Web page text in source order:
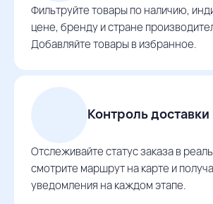
Фильтруйте товары по наличию,
цене, бренду и стране
Добавляйте товары в избранное.
Контроль
Отслеживайте статус заказа в
смотрите маршрут на карте и
уведомления на каждом этапе.